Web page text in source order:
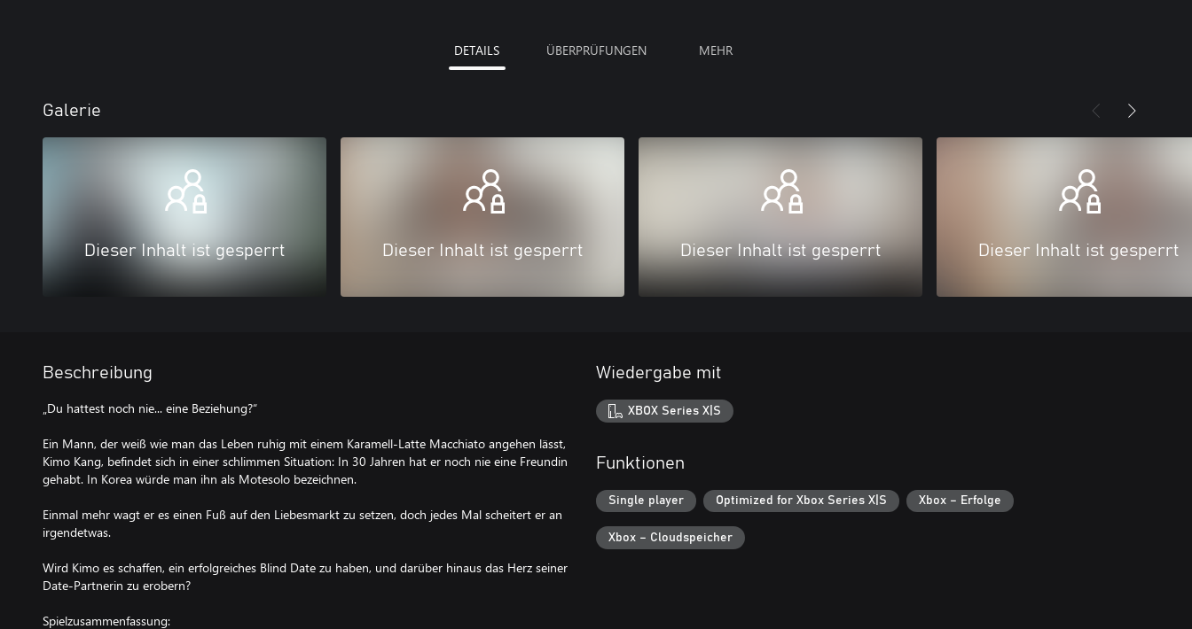
DETAILS ÜBERPRÜFUNGEN MEHR
Galerie
Dieser Inhalt ist gesperrt Dieser Inhalt ist gesperrt Dieser Inhalt ist gesperrt Dieser Inhalt ist gesperrt
Beschreibung
„Du hattest noch nie... eine Beziehung?“
Ein Mann, der weiß wie man das Leben ruhig mit einem Karamell-Latte Macchiato angehen lässt,
Kimo Kang, befindet sich in einer schlimmen Situation: In 30 Jahren hat er noch nie eine Freundin
gehabt. In Korea würde man ihn als Motesolo bezeichnen.
Einmal mehr wagt er es einen Fuß auf den Liebesmarkt zu setzen, doch jedes Mal scheitert er an
irgendetwas.
Wird Kimo es schaffen, ein erfolgreiches Blind Date zu haben, und darüber hinaus das Herz seiner
Date-Partnerin zu erobern?
Spielzusammenfassung:
Wiedergabe mit
XBOX Series X|S
Funktionen
Single player Optimized for Xbox Series X|S Xbox – Erfolge
Xbox – Cloudspeicher